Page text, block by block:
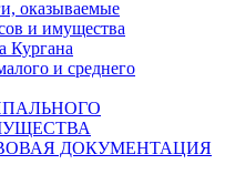
оказываемые
и имущества
Кургана
и среднего
ДОКУМЕНТАЦИЯ